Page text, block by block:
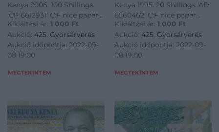
Kenya 2006. 100 Shillings
'CP 6612931' C:F nice paper
Krause P#48<a
href="https://www.darabanth.com/hu/gyorsarveres/425/
bankjegyek~1500014/Kenya-
2006-100Sh-CP-6612931-TI
Kikiáltási ár: 1 000 Ft
Aukció: 425. Gyorsárverés
Aukció időpontja: 2022-09-
08 19:00
MEGTEKINTEM
Kenya 1995. 20 Shillings 'AD
8560462' C:F nice paper
Krause P#32<a
href="https://
bankjegyek~1500014/Kenya-
1995-20Sh-AD-8560462-TIII-
Kikiáltási ár: 1 000 Ft
Aukció: 425. Gyorsárverés
Aukció időpontja: 2022-09-
08 19:00
MEGTEKINTEM